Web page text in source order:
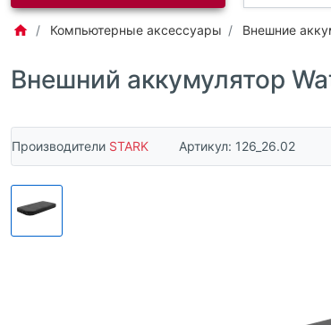
Компьютерные аксессуары Внешние
Внешний аккумулятор
Производители STARK Артикул: 126_26.02